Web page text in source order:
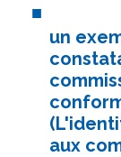
un
aux